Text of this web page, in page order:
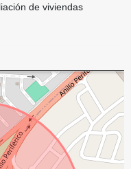
de viviendas